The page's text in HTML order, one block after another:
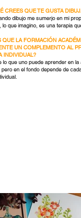
CREES QUE TE GUSTA
dibujo me sumerjo en mi
lo que imagino, es una terapia
QUE LA FORMACIÓN
UN COMPLEMENTO AL
INDIVIDUAL?
lo que uno puede aprender en
en el fondo depende de